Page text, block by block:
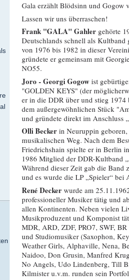
Gala erzählt Blödsinn und Gogow
Lassen wir uns überraschen!
Frank "GALA" Gahler gehörte
Deutschlands schnell als
von 1976 bis 1982 in dieser
gründete er gemeinsam mit
NO55.
Joro - Georgi Gogow ist
"GOLDEN KEYS" (der
er in die DDR über und stieg
dem außergewöhnlichen Stück
und gründete direkt im Anschluss
Olli Becker in Neuruppin
musikalischen Weg. Nach dem
Friedrichshain spielte er in Berlin
1986 Mitglied der DDR-Kultband
Während dieser Zeit gab die
und es wurde die LP „Spieler“
René Decker wurde am
professioneller Musiker tätig und
allen Kontinenten. Neben vielen
Musikproduzent und Komponist
MDR, ARD, ZDF, PRO7, SWF,
und Studiomusiker (Saxophon,
Weather Girls, Alphaville, Nena,
Naidoo, Don Grusin, Manfred
No Angels, Udo Lindenberg, Till
Kilmister u.v.m. runden sein